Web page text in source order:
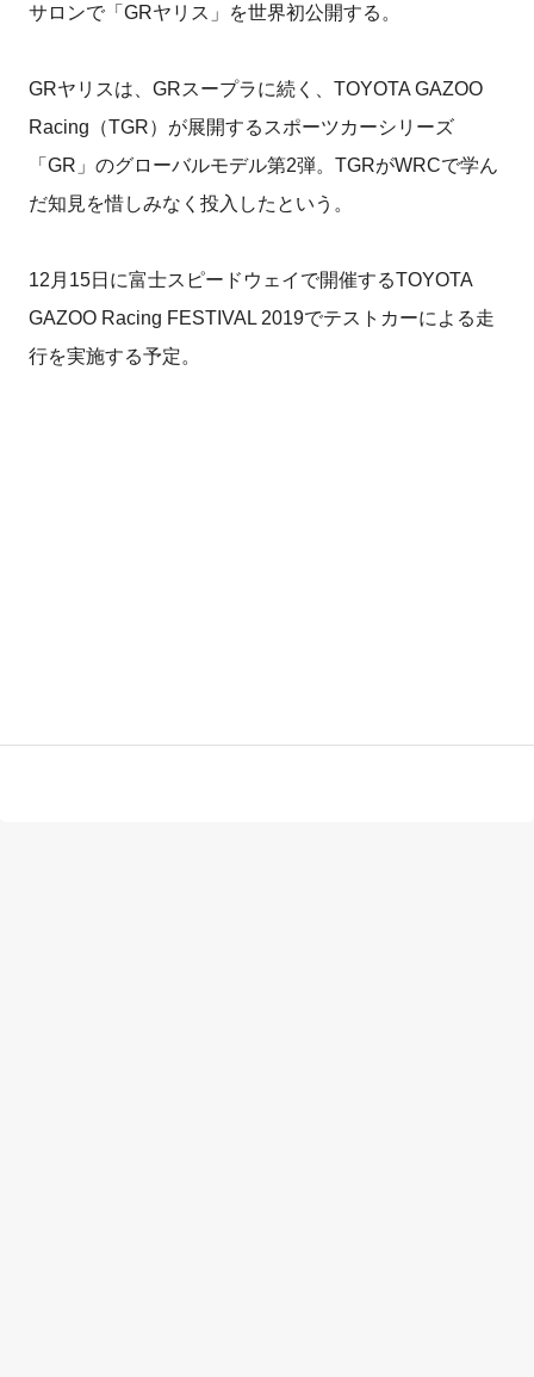
サロンで「GRヤリス」を世界初公開する。
GRヤリスは、GRスープラに続く、TOYOTA GAZOO
Racing（TGR）が展開するスポーツカーシリーズ
「GR」のグローバルモデル第2弾。TGRがWRCで学ん
だ知見を惜しみなく投入したという。
12月15日に富士スピードウェイで開催するTOYOTA
GAZOO Racing FESTIVAL 2019でテストカーによる走
行を実施する予定。